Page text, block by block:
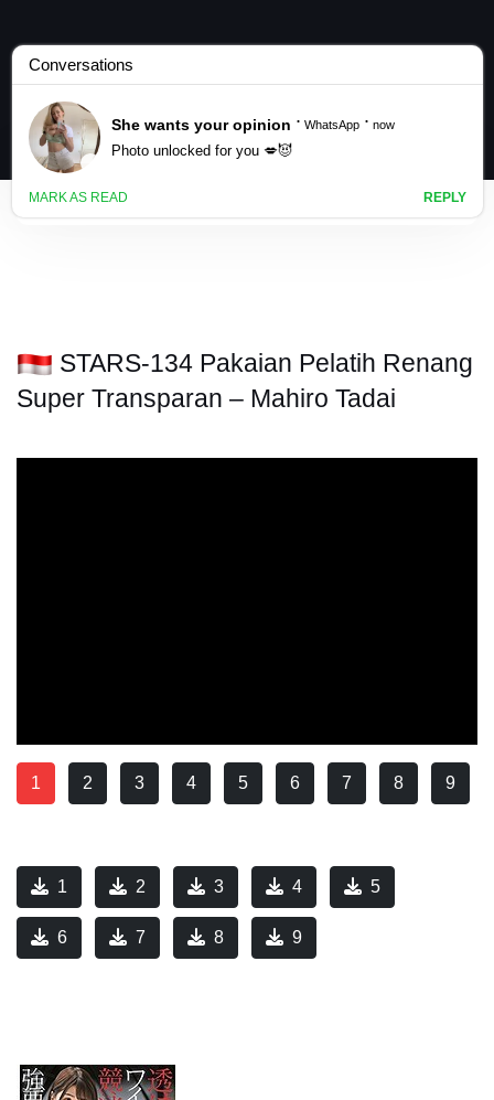
STARS-134 Pakaian Pelatih Renang
Super Transparan – Mahiro Tadai
1 2 3 4 5 6 7 8 9
1 2 3 4 5
6 7 8 9